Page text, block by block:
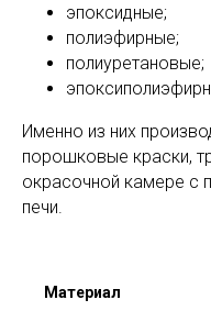
эпоксидные;
полиэфирные;
полиуретановые;
Именно из них
порошковые краски,
окрасочной камере с
печи.
Материал